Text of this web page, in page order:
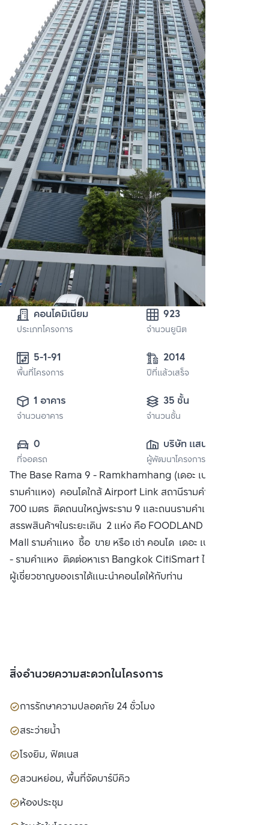
คอนโดมิเนียม
ประเภทโครงการ
923
จำนวนยูนิต
5-1-91
พื้นที่โครงการ
2014
ปีที่แล้วเสร็จ
1 อาคาร
จำนวนอาคาร
35 ชั้น
จำนวนชั้น
0
ที่จอดรถ
บริษัท แสนสิริ
จำกัด (มหาชน)
ผู้พัฒนาโครงการ
The Base Rama 9 - Ramkhamhang (เดอะ เบส พระราม9
รามคำแหง) คอนโดใกล้ Airport Link สถานีรามคำแหง เพียง
700 เมตร ติดถนนใหญ่พระราม 9 และถนนรามคำแหง ใกล้ห้าง
สรรพสินค้าฯในระยะเดิน 2 แห่ง คือ FOODLAND และ The
Mall รามคำแหง ซื้อ ขาย หรือ เช่า คอนโด เดอะ เบส พระราม 9
- รามคำแหง ติดต่อหาเรา Bangkok CitiSmart ได้ทันที เพื่อให้
ผู้เชี่ยวชาญของเราได้แนะนำคอนโดให้กับท่าน
สิ่งอำนวยความสะดวกในโครงการ
การรักษาความปลอดภัย 24 ชั่วโมง
สระว่ายน้ำ
โรงยิม, ฟิตเนส
สวนหย่อม, พื้นที่จัดบาร์บีคิว
ห้องประชุม